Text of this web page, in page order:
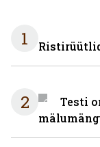
1
2
Testi